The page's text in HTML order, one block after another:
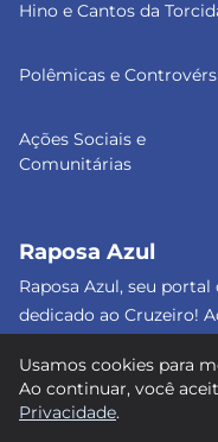
Hino e Cantos da
Polêmicas e
Ações Sociais e
Comunitárias
Raposa Azul
Raposa Azul, seu
dedicado ao Cruzeiro!
sobre o nosso amado
dessa apaixonante
Usamos cookies para
Ao continuar, você
Privacidade.